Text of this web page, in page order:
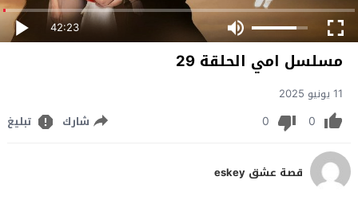
42:23
مسلسل امي الحلقة 29
11 يونيو 2025
0
0 شارك تبليغ
قصة عشق eskey